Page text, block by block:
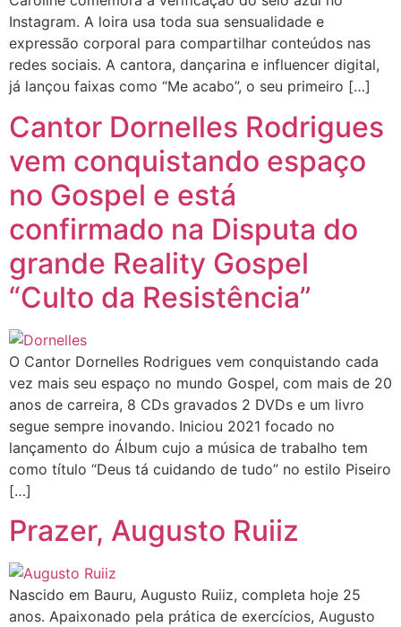
Instagram. A loira usa toda sua sensualidade e
expressão corporal para compartilhar conteúdos nas
redes sociais. A cantora, dançarina e influencer digital,
já lançou faixas como “Me acabo”, o seu primeiro […]
Cantor Dornelles Rodrigues
vem conquistando espaço
no Gospel e está
confirmado na Disputa do
grande Reality Gospel
“Culto da Resistência”
O Cantor Dornelles Rodrigues vem conquistando cada
vez mais seu espaço no mundo Gospel, com mais de 20
anos de carreira, 8 CDs gravados 2 DVDs e um livro
segue sempre inovando. Iniciou 2021 focado no
lançamento do Álbum cujo a música de trabalho tem
como título “Deus tá cuidando de tudo” no estilo Piseiro
[…]
Prazer, Augusto Ruiiz
Nascido em Bauru, Augusto Ruiiz, completa hoje 25
anos. Apaixonado pela prática de exercícios, Augusto